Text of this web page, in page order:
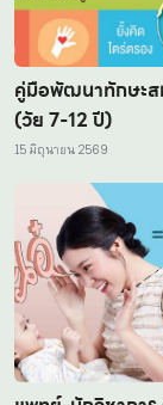
คู่มือพัฒนาทักษะส
(วัย 7-12 ปี)
15 มิถุนายน 2569